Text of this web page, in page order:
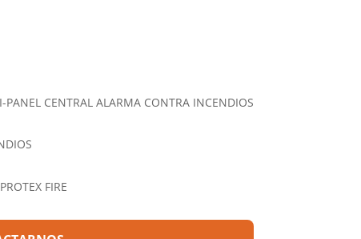
PANEL CENTRAL ALARMA CONTRA INCENDIOS
FIRE